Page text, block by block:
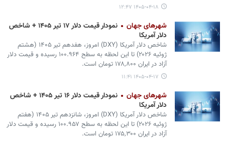
۱۴۰۵-۰۴-۱۸ ۱۲:۴۷
شهرهای جهان
نمودار قیمت دلار ۱۷ تیر ۱۴۰۵ + شاخص
دلار آمریکا
شاخص دلار آمریکا (DXY) امروز، هفدهم تیر ۱۴۰۵ (هشتم
ژوئیه ۲۰۲۶) تا این لحظه به سطح ۱۰۰.۹۶۴ رسیده و قیمت دلار
آزاد در ایران ۱۷۸,۸۰۰ تومان است.
۱۴۰۵-۰۴-۱۷ ۱۱:۴۱
شهرهای جهان
نمودار قیمت دلار ۱۶ تیر ۱۴۰۵ + شاخص
دلار آمریکا
شاخص دلار آمریکا (DXY) امروز، شانزدهم تیر ۱۴۰۵ (هفتم
ژوئیه ۲۰۲۶) تا این لحظه به سطح ۱۰۰.۹۵۷ رسیده و قیمت دلار
آزاد در ایران ۱۷۵,۳۰۰ تومان است.